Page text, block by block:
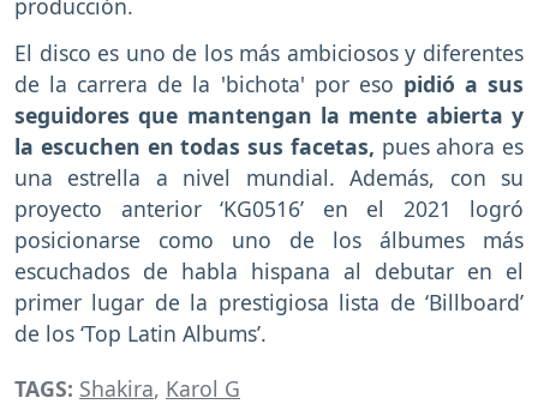
El disco es uno de los más ambiciosos y diferentes
de la carrera de la 'bichota' por eso pidió a sus
seguidores que mantengan la mente abierta y
la escuchen en todas sus facetas, pues ahora es
una estrella a nivel mundial. Además, con su
proyecto anterior ‘KG0516’ en el 2021 logró
posicionarse como uno de los álbumes más
escuchados de habla hispana al debutar en el
primer lugar de la prestigiosa lista de ‘Billboard’
de los ‘Top Latin Albums’.
TAGS: Shakira, Karol G